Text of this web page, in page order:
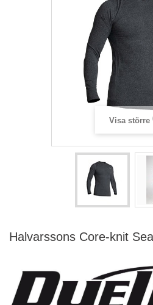
Visa större
Halvarssons Core-knit